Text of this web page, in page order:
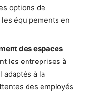
options de
équipements en
des espaces
les entreprises à
adaptés à la
des employés